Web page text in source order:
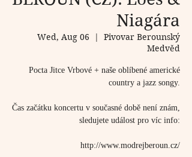
Niagára
Wed, Aug 06
  |
Pivovar Berounský
Medvěd
Pocta Jitce Vrbové + naše oblíbené americké
country a jazz songy.
Čas začátku koncertu v současné době není znám,
sledujete událost pro víc info:
http://www.modrejberoun.cz/